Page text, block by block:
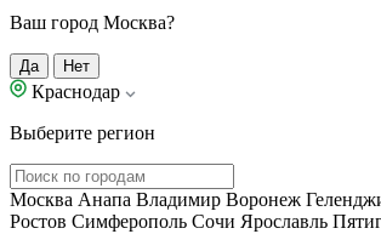
Ваш город Москва?
Да Нет
Краснодар
Выберите регион
Москва Анапа Владимир Воронеж
Ростов Симферополь Сочи Ярославль